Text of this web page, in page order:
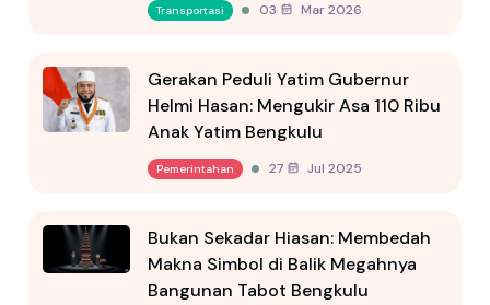
Transportasi 03 Mar 2026
Gerakan Peduli Yatim Gubernur
Helmi Hasan: Mengukir Asa 110 Ribu
Anak Yatim Bengkulu
Pemerintahan 27 Jul 2025
Bukan Sekadar Hiasan: Membedah
Makna Simbol di Balik Megahnya
Bangunan Tabot Bengkulu